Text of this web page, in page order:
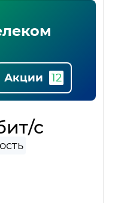
Акции
с